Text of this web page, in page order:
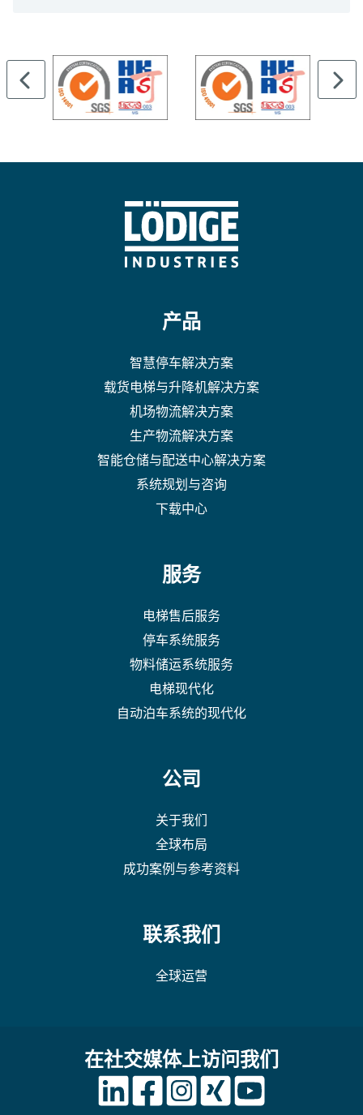
产品
智慧停车解决方案
载货电梯与升降机解决方案
机场物流解决方案
生产物流解决方案
智能仓储与配送中心解决方案
系统规划与咨询
下载中心
服务
电梯售后服务
停车系统服务
物料储运系统服务
电梯现代化
自动泊车系统的现代化
公司
关于我们
全球布局
成功案例与参考资料
联系我们
全球运营
在社交媒体上访问我们